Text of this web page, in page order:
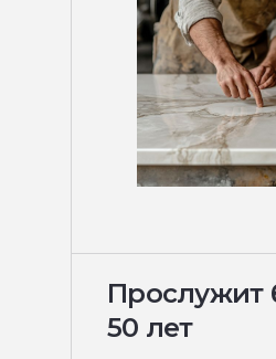
Прослужит
50 лет